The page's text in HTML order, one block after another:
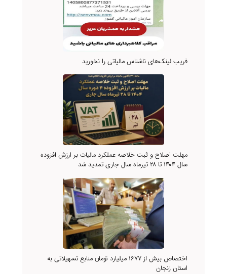
فریب لینک‌های ناشناس مالیاتی را نخورید
مهلت اصلاح و ثبت خلاصه عملکرد مالیات بر ارزش افزوده
سال ۱۴۰۴ تا ۲۸ تیرماه سال جاری تمدید شد
اختصاص بیش از ۱۶۷۷ میلیارد تومان منابع تسهیلاتی به
استان زنجان